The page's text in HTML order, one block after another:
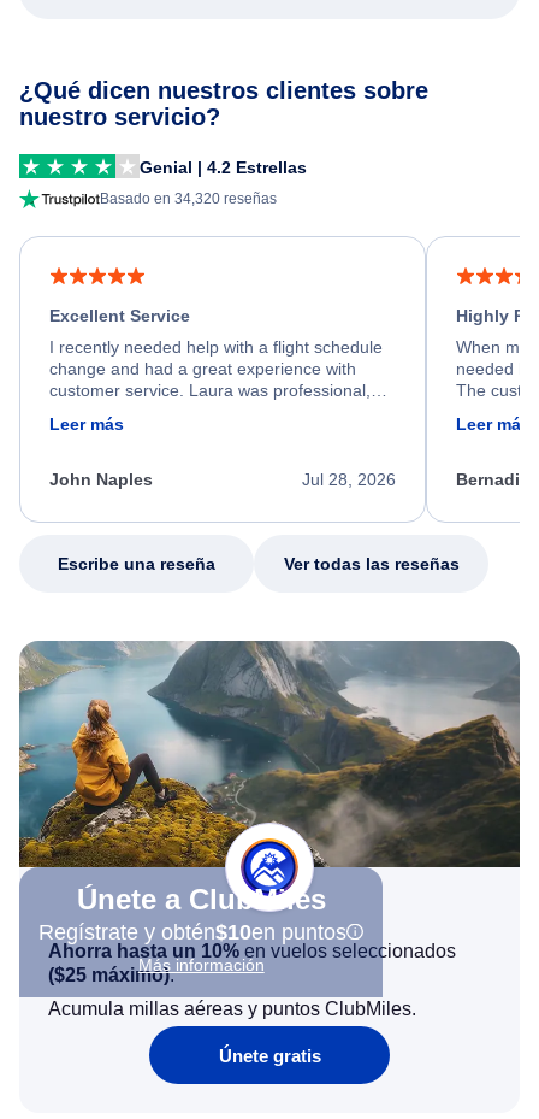
¿Qué dicen nuestros clientes sobre
nuestro servicio?
Genial | 4.2 Estrellas
Basado en 34,320 reseñas
Excellent Service
I recently needed help with a flight schedule
change and had a great experience with
customer service. Laura was professional,
friendly, and very helpful throughout the
process. She quickly found a solution and
appreciate her excellent service.
Leer más
Jul 28, 2026
John Naples
Highly
When my
needed
The
calm,
my issue.
Leer más
Escribe una reseña Ver todas las reseñas
Únete a ClubMiles
Regístrate y obtén$10en puntos
Más información
Ahorra hasta un 10% en vuelos seleccionados
($25 máximo).
Acumula millas aéreas y puntos ClubMiles.
Únete gratis